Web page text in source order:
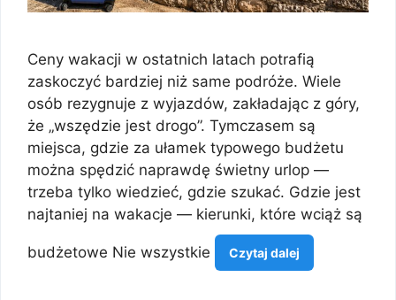
Ceny wakacji w ostatnich latach potrafią
zaskoczyć bardziej niż same podróże. Wiele
osób rezygnuje z wyjazdów, zakładając z góry,
że „wszędzie jest drogo”. Tymczasem są
miejsca, gdzie za ułamek typowego budżetu
można spędzić naprawdę świetny urlop —
trzeba tylko wiedzieć, gdzie szukać. Gdzie jest
najtaniej na wakacje — kierunki, które wciąż są
budżetowe Nie wszystkie Czytaj dalej